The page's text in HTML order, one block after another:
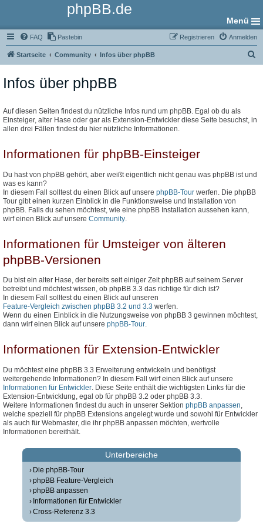
phpBB.de
Menü
FAQ Pastebin Anmelden
Registrieren
Startseite Community Infos über phpBB
Infos über phpBB
Auf diesen Seiten findest du nützliche Infos rund um phpBB. Egal ob du als
Einsteiger, alter Hase oder gar als Extension-Entwickler diese Seite besuchst, in
allen drei Fällen findest du hier nützliche Informationen.
Informationen für phpBB-Einsteiger
Du hast von phpBB gehört, aber weißt eigentlich nicht genau was phpBB ist und
was es kann?
In diesem Fall solltest du einen Blick auf unsere phpBB-Tour werfen. Die phpBB
Tour gibt einen kurzen Einblick in die Funktionsweise und Installation von
phpBB. Falls du sehen möchtest, wie eine phpBB Installation aussehen kann,
wirf einen Blick auf unsere Community
Informationen für Umsteiger von älteren
phpBB-Versionen
Du bist ein alter Hase, der bereits seit einiger Zeit phpBB auf seinem Server
betreibt und möchtest wissen, ob phpBB 3.3 das richtige für dich ist?
In diesem Fall solltest du einen Blick auf unseren
Feature-Vergleich zwischen phpBB 3.2 und 3.3 werfen.
Wenn du einen Einblick in die Nutzungsweise von phpBB 3 gewinnen möchtest,
dann wirf einen Blick auf unsere phpBB-Tour.
Informationen für Extension-Entwickler
Du möchtest eine phpBB 3.3 Erweiterung entwickeln und benötigst
weitergehende Informationen? In diesem Fall wirf einen Blick auf unsere
Informationen für Entwickler . Diese Seite enthält die wichtigsten Links für die
Extension-Entwicklung, egal ob für phpBB 3.2 oder phpBB 3.3.
Weitere Informationen findest du auch in unserer Sektion phpBB anpassen
welche speziell für phpBB Extensions angelegt wurde und sowohl für Entwickler
als auch für Webmaster, die ihr phpBB anpassen möchten, wertvolle
Informationen bereithält.
Unterbereiche
Die phpBB-Tour
phpBB Feature-Vergleich
phpBB anpassen
Informationen für Entwickler
Cross-Referenz 3.3